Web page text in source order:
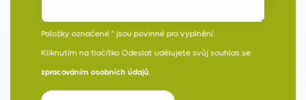
Položky označené * jsou povinné pro vyplnění.
Kliknutím na tlačítko Odeslat udělujete svůj souhlas se
zpracováním osobních údajů